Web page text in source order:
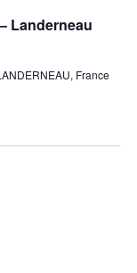
Landerneau
France